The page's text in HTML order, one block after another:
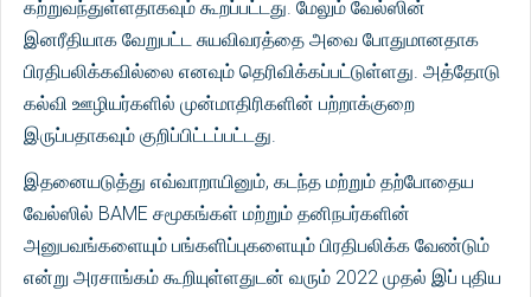
கற்றுவந்துள்ளதாகவும் கூறப்பட்டது. மேலும் வேல்ஸின்
இனரீதியாக வேறுபட்ட சுயவிவரத்தை அவை போதுமானதாக
பிரதிபலிக்கவில்லை எனவும் தெரிவிக்கப்பட்டுள்ளது. அத்தோடு
கல்வி ஊழியர்களில் முன்மாதிரிகளின் பற்றாக்குறை
இருப்பதாகவும் குறிப்பிட்டப்பட்டது.
இதனையடுத்து எவ்வாறாயினும், கடந்த மற்றும் தற்போதைய
வேல்ஸில் BAME சமூகங்கள் மற்றும் தனிநபர்களின்
அனுபவங்களையும் பங்களிப்புகளையும் பிரதிபலிக்க வேண்டும்
என்று அரசாங்கம் கூறியுள்ளதுடன் வரும் 2022 முதல் இப் புதிய